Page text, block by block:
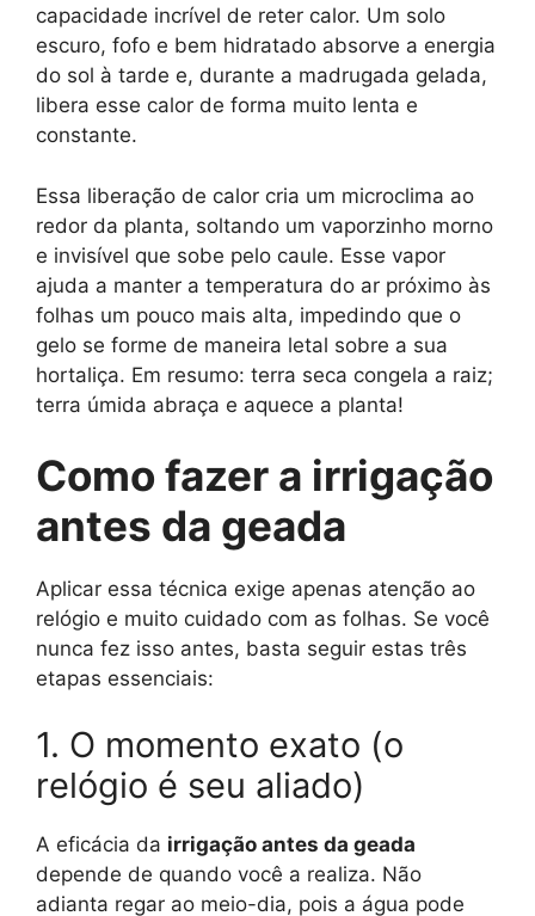
capacidade incrível de reter calor. Um solo
escuro, fofo e bem hidratado absorve a energia
do sol à tarde e, durante a madrugada gelada,
libera esse calor de forma muito lenta e
constante.
Essa liberação de calor cria um microclima ao
redor da planta, soltando um vaporzinho morno
e invisível que sobe pelo caule. Esse vapor
ajuda a manter a temperatura do ar próximo às
folhas um pouco mais alta, impedindo que o
gelo se forme de maneira letal sobre a sua
hortaliça. Em resumo: terra seca congela a raiz;
terra úmida abraça e aquece a planta!
Como fazer a irrigação
antes da geada
Aplicar essa técnica exige apenas atenção ao
relógio e muito cuidado com as folhas. Se você
nunca fez isso antes, basta seguir estas três
etapas essenciais:
1. O momento exato (o
relógio é seu aliado)
A eficácia da irrigação antes da geada
depende de quando você a realiza. Não
adianta regar ao meio-dia, pois a água pode